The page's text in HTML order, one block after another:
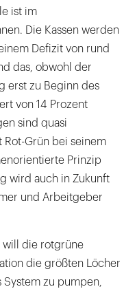
ist im
Die Kassen werden
Defizit von rund
das, obwohl der
erst zu Beginn des
von 14 Prozent
sind quasi
Grün bei seinem
Prinzip
wird auch in Zukunft
und Arbeitgeber
will die rotgrüne
die größten Löcher
zu pumpen,